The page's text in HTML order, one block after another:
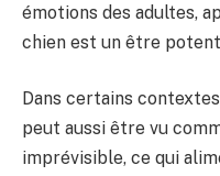
émotions des adultes,
chien est un être
Dans certains
peut aussi être vu
imprévisible, ce qui